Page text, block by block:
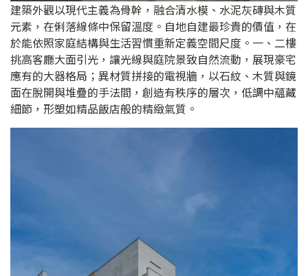
建築外觀以現代主義為骨幹，融合清水模、水泥灰磚與木質
元素，在俐落線條中保留溫度。自地自建最珍貴的價值，在
於能依照家庭結構與生活習慣重新定義空間尺度。一、二樓
挑高客廳大面引光，讓光線與庭院景致自然流動，展現豪宅
應有的大器格局；異材質拼接的電視牆，以石紋、木質與鏡
面在脫開與堆疊的手法間，創造有秩序的層次，低調中蘊藏
細節，形塑如精品飯店般的精緻氣質。